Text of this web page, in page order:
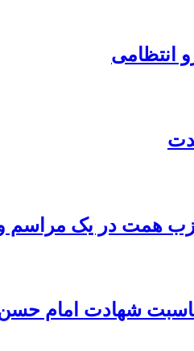
انتظامی
همت در یک مراسم
شهادت امام